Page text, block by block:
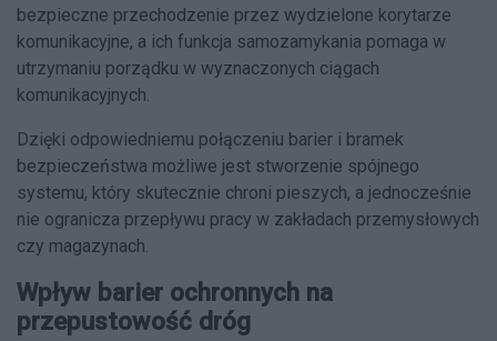
bezpieczne przechodzenie przez wydzielone korytarze
komunikacyjne, a ich funkcja samozamykania pomaga w
utrzymaniu porządku w wyznaczonych ciągach
komunikacyjnych.
Dzięki odpowiedniemu połączeniu barier i bramek
bezpieczeństwa możliwe jest stworzenie spójnego
systemu, który skutecznie chroni pieszych, a jednocześnie
nie ogranicza przepływu pracy w zakładach przemysłowych
czy magazynach.
Wpływ barier ochronnych na
przepustowość dróg